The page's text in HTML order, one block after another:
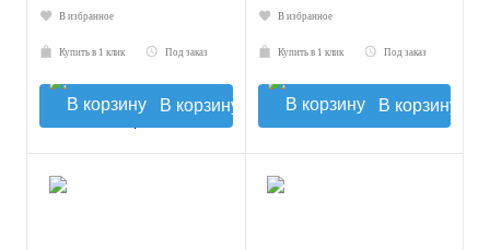
В избранное
Купить в 1 клик Под заказ
В корзину
В избранное
Купить в 1 клик Под заказ
В корзину